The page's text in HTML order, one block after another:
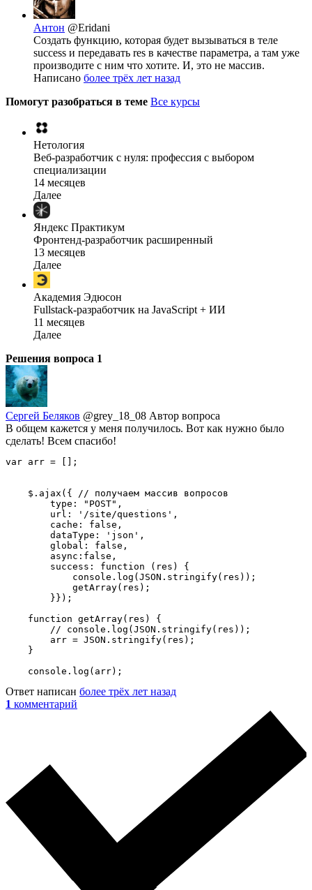
Антон @Eridani
Создать функцию, которая будет вызываться в теле
success и передавать res в качестве параметра, а там уже
производите с ним что хотите. И, это не массив.
Написано более трёх лет назад
Помогут разобраться в теме Все курсы
Нетология
Веб-разработчик с нуля: профессия с выбором
специализации
14 месяцев
Далее
Яндекс Практикум
Фронтенд-разработчик расширенный
13 месяцев
Далее
Академия Эдюсон
Fullstack-разработчик на JavaScript + ИИ
11 месяцев
Далее
Решения вопроса 1
Сергей Беляков @grey_18_08 Автор вопроса
В общем кажется у меня получилось. Вот как нужно было
сделать! Всем спасибо!
var arr = [];
    $.ajax({ // получаем массив вопросов
        type: "POST",
        url: '/site/questions',
        cache: false,
        dataType: 'json',
        global: false,
        async:false,
        success: function (res) {
            console.log(JSON.stringify(res));
            getArray(res);
        }});
    function getArray(res) {
        // console.log(JSON.stringify(res));
        arr = JSON.stringify(res);
    }
    console.log(arr);
Ответ написан более трёх лет назад
1 комментарий